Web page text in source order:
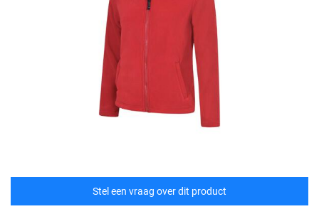
Stel een vraag over dit product